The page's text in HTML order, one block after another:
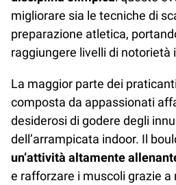
migliorare sia le tecniche di
preparazione atletica,
raggiungere livelli di notorietà
La maggior parte dei
composta da appassionati
desiderosi di godere degli
dell’arrampicata indoor. Il
un’attività altamente
e rafforzare i muscoli grazie